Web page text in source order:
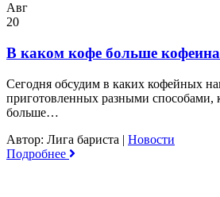
Авг
20
В каком кофе больше
Сегодня обсудим в каких кофейных
приготовленных разными способами,
больше…
Автор: Лига бариста | Новости
Подробнее